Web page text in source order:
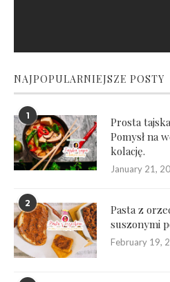
NAJPOPULARNIEJSZE POSTY
1
Prosta
Pomysł na
kolację.
January 21,
2
Pasta z
suszonymi
February 19,